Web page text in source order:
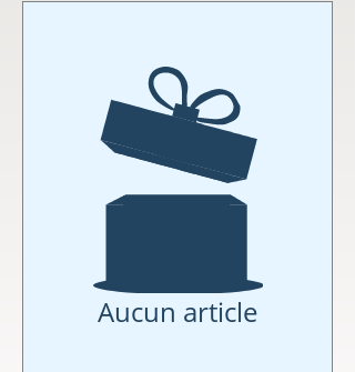
Aucun article